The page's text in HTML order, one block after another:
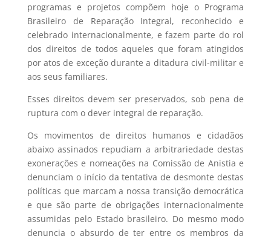
programas e projetos compõem hoje o Programa
Brasileiro de Reparação Integral, reconhecido e
celebrado internacionalmente, e fazem parte do rol
dos direitos de todos aqueles que foram atingidos
por atos de exceção durante a ditadura civil-militar e
aos seus familiares.
Esses direitos devem ser preservados, sob pena de
ruptura com o dever integral de reparação.
Os movimentos de direitos humanos e cidadãos
abaixo assinados repudiam a arbitrariedade destas
exonerações e nomeações na Comissão de Anistia e
denunciam o início da tentativa de desmonte destas
políticas que marcam a nossa transição democrática
e que são parte de obrigações internacionalmente
assumidas pelo Estado brasileiro. Do mesmo modo
denuncia o absurdo de ter entre os membros da